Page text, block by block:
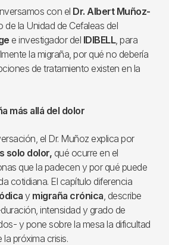
con el Dr. Albert Muñoz-
de la Unidad de Cefaleas del
e investigador del IDIBELL, para
la migraña, por qué no debería
de tratamiento existen en la
más allá del dolor
el Dr. Muñoz explica por
solo dolor, qué ocurre en el
que la padecen y por qué puede
cotidiana. El capítulo diferencia
y migraña crónica, describe
intensidad y grado de
y pone sobre la mesa la dificultad
próxima crisis.